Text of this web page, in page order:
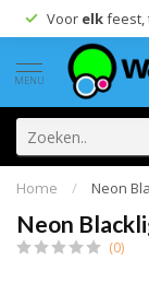
Voor elkfeest,
MENU
Home / Neon
Neon
(0)